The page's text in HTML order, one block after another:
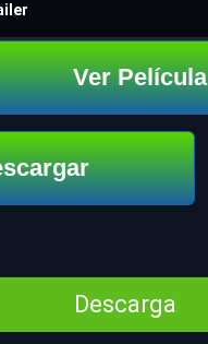
Ver Película
Descarga